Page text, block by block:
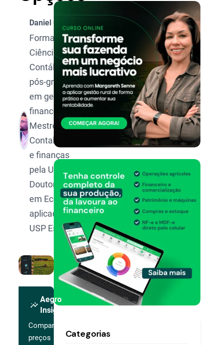
Daniel Oliveira
Formado em
Ciências
Contábeis,
pós-graduado
em gestão
financeira,
Mestre em
Contabilidade
e finanças
pela UFMG,
Doutorando
em Economia
aplicada pela
USP Esalq.
insights
Aegro
Insights
Compare
preços
Categorias